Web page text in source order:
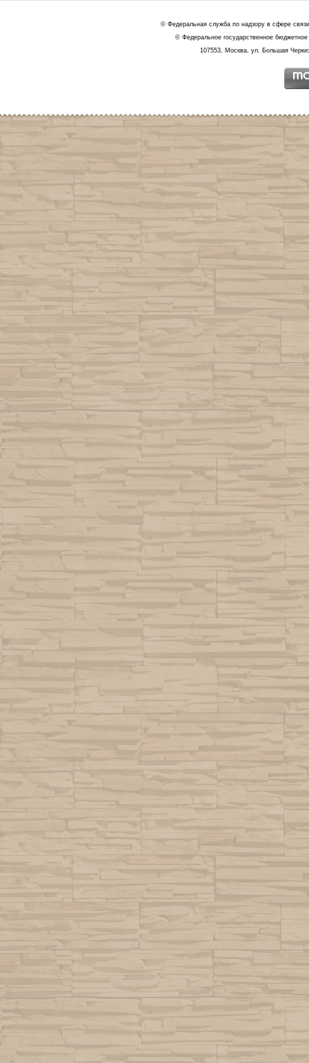
© Федеральная служба по надзору в сфере
© Федеральное государственное
107553, Москва, ул. Большая